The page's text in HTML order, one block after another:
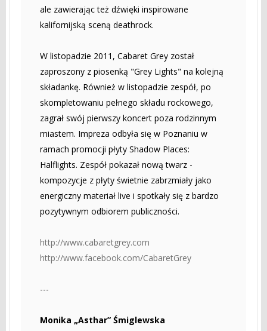
ale zawierając też dźwięki inspirowane
kalifornijską sceną deathrock.
W listopadzie 2011, Cabaret Grey został
zaproszony z piosenką "Grey Lights" na kolejną
składankę. Również w listopadzie zespół, po
skompletowaniu pełnego składu rockowego,
zagrał swój pierwszy koncert poza rodzinnym
miastem. Impreza odbyła się w Poznaniu w
ramach promocji płyty Shadow Places:
Halflights. Zespół pokazał nową twarz -
kompozycje z płyty świetnie zabrzmiały jako
energiczny materiał live i spotkały się z bardzo
pozytywnym odbiorem publiczności.
http://www.cabaretgrey.com
http://www.facebook.com/CabaretGrey
---
Monika „Asthar” Śmiglewska